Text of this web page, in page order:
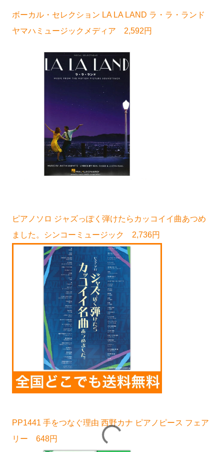
ボーカル・セレクション LA LA LAND ラ・ラ・ランド
ヤマハミュージックメディア 2,592円
ピアノソロ ジャズっぽく弾けたらカッコイイ曲あつめ
ました。シンコーミュージック 2,736円
PP1441 手をつなぐ理由 西野カナ ピアノピース フェア
リー 648円